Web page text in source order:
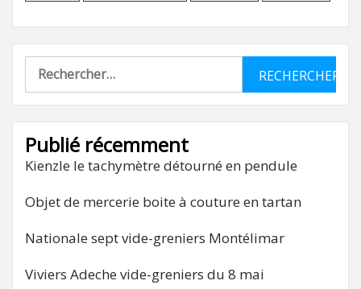
Rechercher :
Publié récemment
Kienzle le tachymètre détourné en pendule
Objet de mercerie boite à couture en tartan
Nationale sept vide-greniers Montélimar
Viviers Adeche vide-greniers du 8 mai